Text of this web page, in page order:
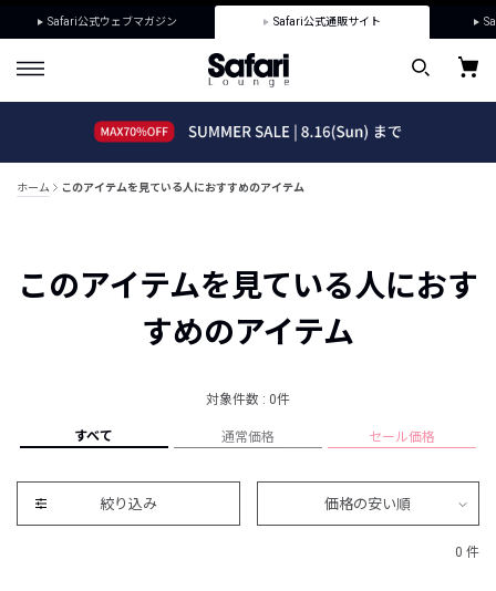
Safari公式ウェブマガジン Safari公式通販サイト
ホーム このアイテムを見ている人におすすめのアイテム
このアイテムを見ている人におす
すめのアイテム
対象件数 : 0件
すべて 通常価格 セール価格
絞り込み 価格の安い順
0 件